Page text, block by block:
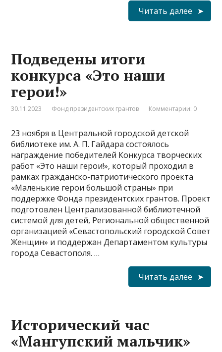
Читать далее
Подведены итоги
конкурса «Это наши
герои!»
30.11.2023 Фонд президентских грантов Комментарии: 0
23 ноября в Центральной городской детской
библиотеке им. А. П. Гайдара состоялось
награждение победителей Конкурса творческих
работ «Это наши герои!», который проходил в
рамках гражданско-патриотического проекта
«Маленькие герои большой страны» при
поддержке Фонда президентских грантов. Проект
подготовлен Централизованной библиотечной
системой для детей, Региональной общественной
организацией «Севастопольский городской Совет
Женщин» и поддержан Департаментом культуры
города Севастополя. …
Читать далее
Исторический час
«Мангупский мальчик»